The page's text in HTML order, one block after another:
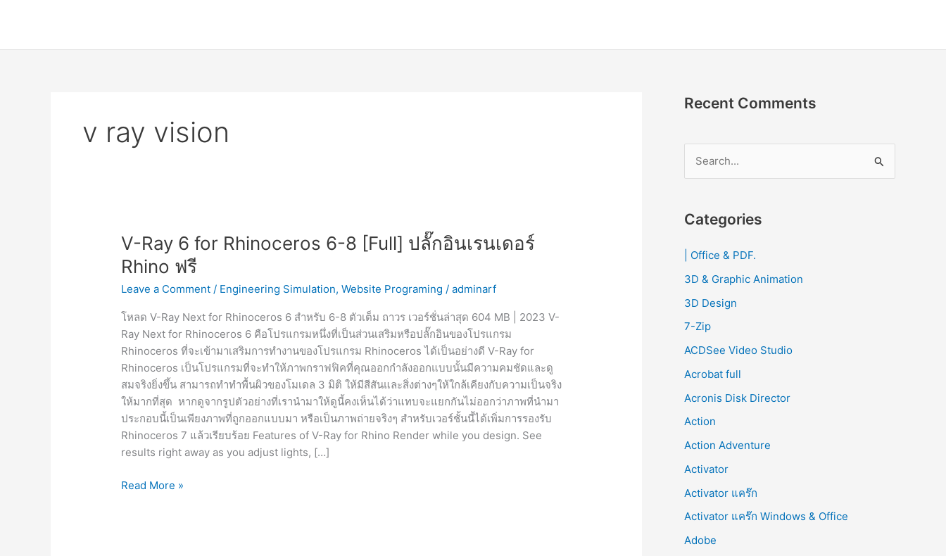
v ray vision
V-Ray 6 for Rhinoceros 6-8 [Full] ปลั๊กอินเรนเดอร์
Rhino ฟรี
Leave a Comment / Engineering Simulation,Website Programing /adminarf
โหลด V-Ray Next for Rhinoceros 6 สำหรับ 6-8 ตัวเต็ม ถาวร เวอร์ชั่นล่าสุด 604 MB | 2023 V-
Ray Next for Rhinoceros 6 คือโปรแกรมหนึ่งที่เป็นส่วนเสริมหรือปลั๊กอินของโปรแกรม
Rhinoceros ที่จะเข้ามาเสริมการทำงานของโปรแกรม Rhinoceros ได้เป็นอย่างดี V-Ray for
Rhinoceros เป็นโปรแกรมที่จะทำให้ภาพกราฟฟิคที่คุณออกกำลังออกแบบนั้นมีความคมชัดและดู
สมจริงยิ่งขึ้น สามารถทำทำพื้นผิวของโมเดล 3 มิติ ให้มีสีสันและสิ่งต่างๆให้ใกล้เคียงกับความเป็นจริง
ให้มากที่สุด หากดูจากรูปตัวอย่างที่เรานำมาให้ดูนี้คงเห็นได้ว่าแทบจะแยกกันไม่ออกว่าภาพที่นำมา
ประกอบนี้เป็นเพียงภาพที่ถูกออกแบบมา หรือเป็นภาพถ่ายจริงๆ สำหรับเวอร์ชั้นนี้ได้เพิ่มการรองรับ
Rhinoceros 7 แล้วเรียบร้อย Features of V-Ray for Rhino Render while you design. See
results right away as you adjust lights, […]
V-
Read More »
Recent Comments
r
h
f
o
r
Categories
| Office & PDF.
3D & Graphic Animation
3D Design
7-Zip
ACDSee Video Studio
Acrobat full
Acronis Disk Director
Action
Action Adventure
Activator
Activator แคร๊ก
Activator แคร๊ก Windows & Office
Adobe